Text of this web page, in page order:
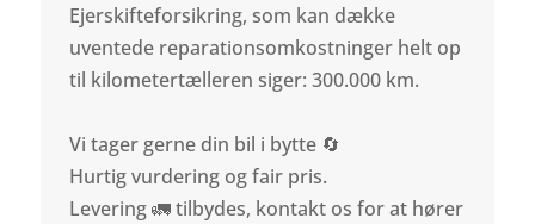
Ejerskifteforsikring, som kan dække
uventede reparationsomkostninger helt op
til kilometertælleren siger: 300.000 km.
Vi tager gerne din bil i bytte 🔄
Hurtig vurdering og fair pris.
Levering 🚛 tilbydes, kontakt os for at hører